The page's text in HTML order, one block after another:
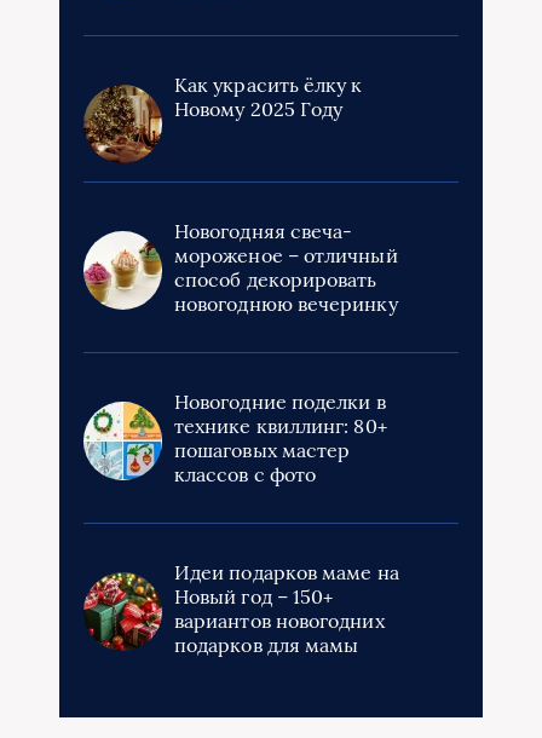
Как украсить ёлку к
Новому 2025 Году
Новогодняя свеча-
мороженое – отличный
способ декорировать
новогоднюю вечеринку
Новогодние поделки в
технике квиллинг: 80+
пошаговых мастер
классов с фото
Идеи подарков маме на
Новый год – 150+
вариантов новогодних
подарков для мамы